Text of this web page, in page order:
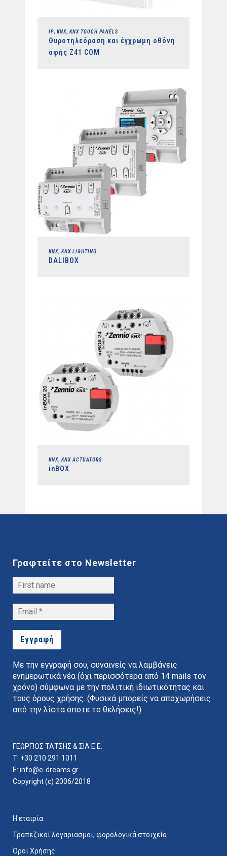
ΜΕΙΝΕ ΣΥΝΤΟΝΙΣΜΕΝΟΣ
ΠΡΟΣΦΟΡΕΣ ΜΑΣ!
IP, KNX, KNX TOUCH PANELS
Θυροτηλεόραση και έγχρωμη οθόνη
αφής Z41 COM
KNX, KNX LIGHTING
DALIBOX
KNX, KNX ACTUATORS
inBOX
Γραφτείτε στο Newsletter
Με την εγγραφή σου, συναινείς να λαμβάνεις
ενημερωτικά νέα (όχι περισσότερα από 14 mails τον
χρόνο) σύμφωνα με την πολιτική ιδιωτικότητας και
τους όρους χρήσης. (Φυσικά μπορείς να αποχωρήσεις
από την λίστα όποτε το θελήσεις!)
ΓΕΩΡΓΙΟΣ ΤΑΤΣΗΣ & ΣΙΑ E.E.
T: +30 210 291 1011
E: info@e-dreams.gr
Copyright (c) 2006/2018
Η εταιρία
Τραπεζικοί λογαριασμοί, φορολογικά στοιχεία
Όροι Χρήσης